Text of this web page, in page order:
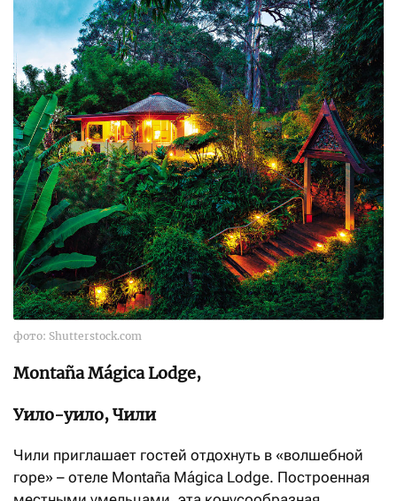
фото: Shutterstock.com
Montaña Mágica Lodge,
Уило-уило, Чили
Чили приглашает гостей отдохнуть в «волшебной
горе» – отеле Montaña Mágica Lodge. Построенная